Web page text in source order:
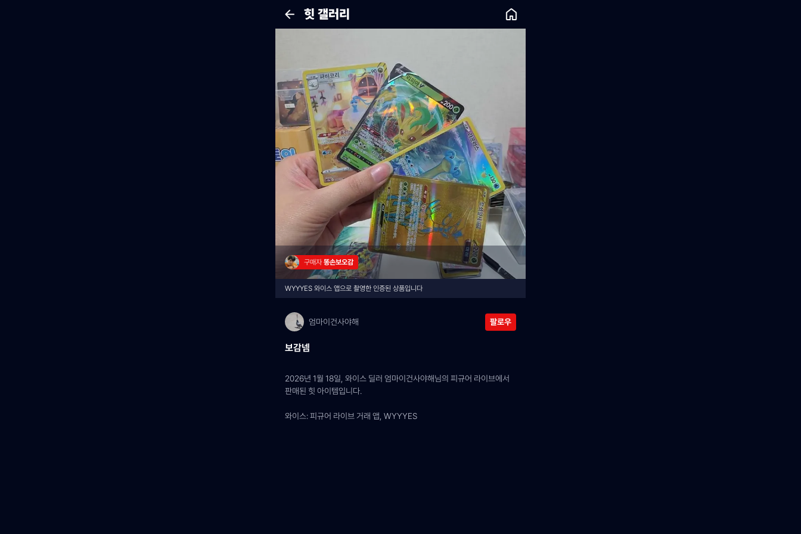
힛 갤러리
구매자 똥손보오감
WYYYES 와이스 앱으로 촬영한 인증된 상품입니다
엄마이건사야해 팔로우
보감넴
2026년 1월 18일, 와이스 딜러 엄마이건사야해님의 피규어 라이브에서
판매된 힛 아이템입니다.
와이스: 피규어 라이브 거래 앱, WYYYES